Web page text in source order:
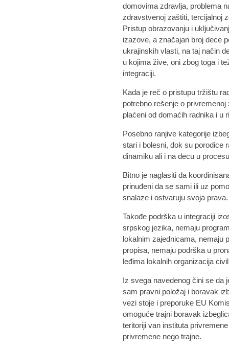
domovima zdravlja, problema
zdravstvenoj zaštiti, tercijalnoj
Pristup obrazovanju i
izazove, a značajan broj dece
ukrajinskih vlasti, na taj način
u kojima žive, oni zbog toga i
integraciji.
Kada je reč o pristupu tržištu
potrebno rešenje o
plaćeni od domaćih radnika i u
Posebno ranjive kategorije
stari i bolesni, dok su porodice
dinamiku ali i na decu u
Bitno je naglasiti da
prinuđeni da se sami ili uz
snalaze i ostvaruju svoja prava.
Takođe podrška u integraciji
srpskog jezika, nemaju
lokalnim zajednicama, nemaju
propisa, nemaju podrška u
leđima lokalnih organizacija
Iz svega navedenog čini se da
sam pravni položaj i boravak
vezi stoje i preporuke EU
omoguće trajni boravak
teritoriji van instituta
privremene nego trajne.